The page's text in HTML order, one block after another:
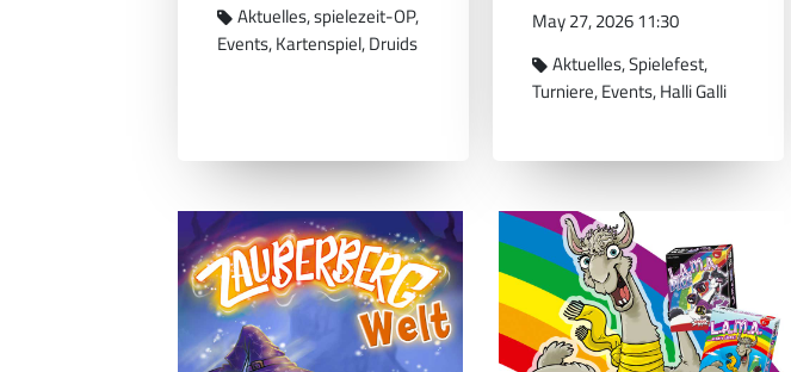
Aktuelles spielezeit-OP
Events Kartenspiel Druids
May 27, 2026 11:30
Aktuelles Spielefest
Turniere Events Halli Galli